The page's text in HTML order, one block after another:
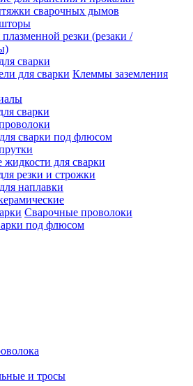
сварочных дымов
резки (резаки /
сварки
для сварки Клеммы заземления
сварки
сварки под флюсом
для сварки
резки и строжки
наплавки
Сварочные проволоки
под флюсом
и тросы